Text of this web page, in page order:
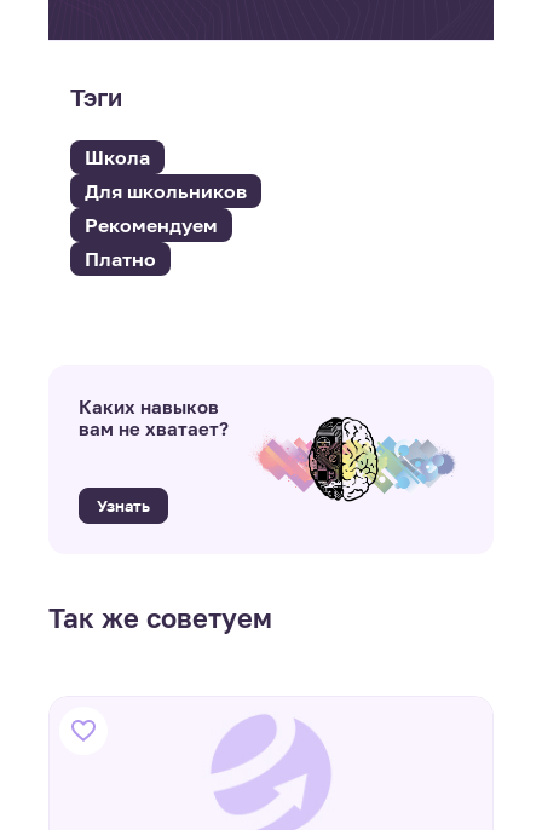
Тэги
Школа
Для школьников
Рекомендуем
Платно
Каких навыков
вам не хватает?
Узнать
Так же советуем